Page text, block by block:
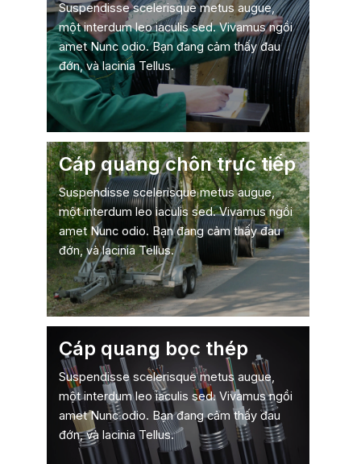
Suspendisse scelerisque metus augue,
một interdum leo iaculis sed. Vivamus ngồi
amet Nunc odio. Bạn đang cảm thấy đau
đớn, và lacinia Tellus.
Cáp quang chôn trực tiếp
Suspendisse scelerisque metus augue,
một interdum leo iaculis sed. Vivamus ngồi
amet Nunc odio. Bạn đang cảm thấy đau
đớn, và lacinia Tellus.
Cáp quang bọc thép
Suspendisse scelerisque metus augue,
một interdum leo iaculis sed. Vivamus ngồi
amet Nunc odio. Bạn đang cảm thấy đau
đớn, và lacinia Tellus.